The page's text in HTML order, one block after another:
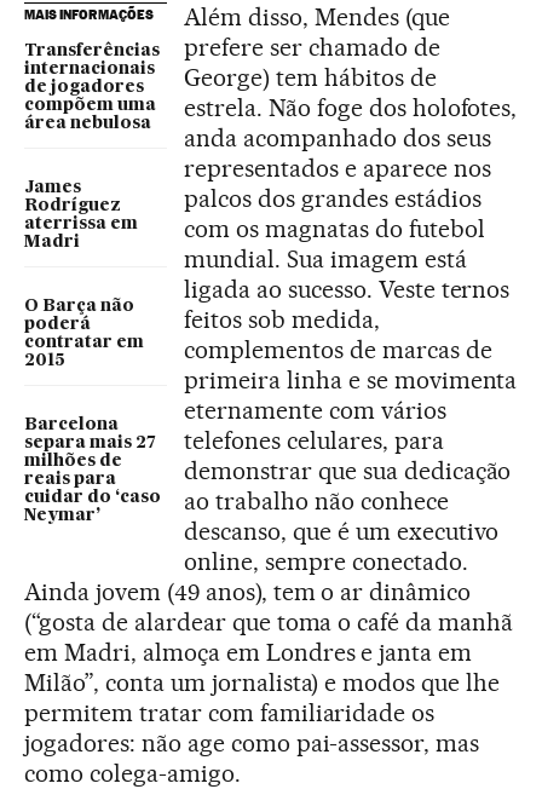
MAIS INFORMAÇÕES
Transferências
internacionais
de jogadores
compõem uma
área nebulosa
James
Rodríguez
aterrissa em
Madri
O Barça não
poderá
contratar em
2015
Barcelona
separa mais 27
milhões de
reais para
cuidar do ‘caso
Neymar’
Além disso, Mendes (que
prefere ser chamado de
George) tem hábitos de
estrela. Não foge dos holofotes,
anda acompanhado dos seus
representados e aparece nos
palcos dos grandes estádios
com os magnatas do futebol
mundial. Sua imagem está
ligada ao sucesso. Veste ternos
feitos sob medida,
complementos de marcas de
primeira linha e se movimenta
eternamente com vários
telefones celulares, para
demonstrar que sua dedicação
ao trabalho não conhece
descanso, que é um executivo
online, sempre conectado.
Ainda jovem (49 anos), tem o ar dinâmico
(“gosta de alardear que toma o café da manhã
em Madri, almoça em Londres e janta em
Milão”, conta um jornalista) e modos que lhe
permitem tratar com familiaridade os
jogadores: não age como pai-assessor, mas
como colega-amigo.